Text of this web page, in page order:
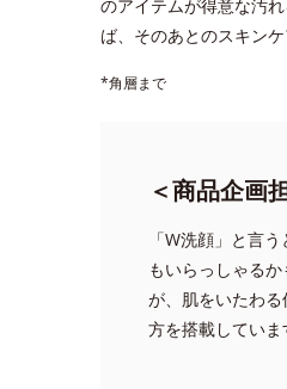
のアイテムが得意な汚
ば、そのあとのスキン
*角層まで
＜商品企画
「W洗顔」と言
もいらっしゃる
が、肌をいたわ
方を搭載していま